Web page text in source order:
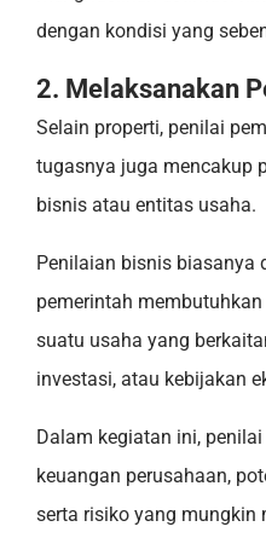
dengan kondisi yang
2. Melaksanakan
Selain properti, penilai
tugasnya juga mencakup
bisnis atau entitas usaha.
Penilaian bisnis biasanya
pemerintah
suatu usaha yang
investasi, atau kebijakan
Dalam kegiatan ini,
keuangan perusahaan,
serta risiko yang mungkin